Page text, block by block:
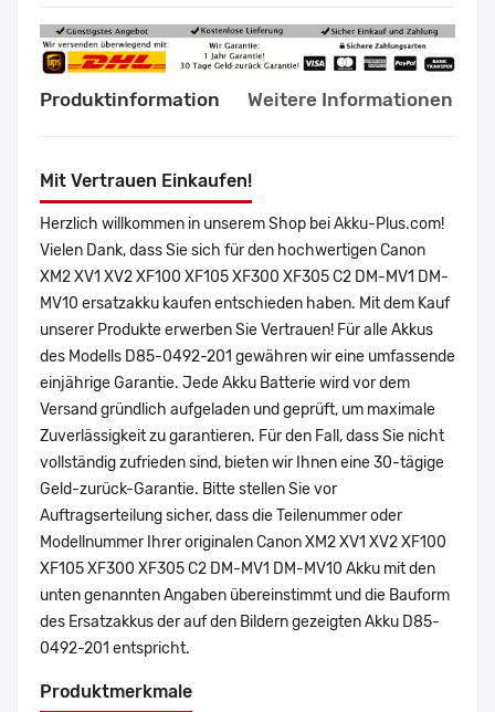
Produktinformation Weitere Informationen
Mit Vertrauen Einkaufen!
Herzlich willkommen in unserem Shop bei Akku-Plus.com!
Vielen Dank, dass Sie sich für den hochwertigen Canon
XM2 XV1 XV2 XF100 XF105 XF300 XF305 C2 DM-MV1 DM-
MV10 ersatzakku kaufen entschieden haben. Mit dem Kauf
unserer Produkte erwerben Sie Vertrauen! Für alle Akkus
des Modells D85-0492-201 gewähren wir eine umfassende
einjährige Garantie. Jede Akku Batterie wird vor dem
Versand gründlich aufgeladen und geprüft, um maximale
Zuverlässigkeit zu garantieren. Für den Fall, dass Sie nicht
vollständig zufrieden sind, bieten wir Ihnen eine 30-tägige
Geld-zurück-Garantie. Bitte stellen Sie vor
Auftragserteilung sicher, dass die Teilenummer oder
Modellnummer Ihrer originalen Canon XM2 XV1 XV2 XF100
XF105 XF300 XF305 C2 DM-MV1 DM-MV10 Akku mit den
unten genannten Angaben übereinstimmt und die Bauform
des Ersatzakkus der auf den Bildern gezeigten Akku D85-
0492-201 entspricht.
Produktmerkmale